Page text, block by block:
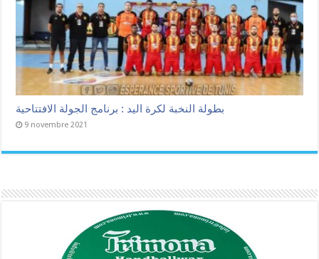
بطولة النخبة لكرة اليد : برنامج الجولة الافتتاحية
9 novembre 2021